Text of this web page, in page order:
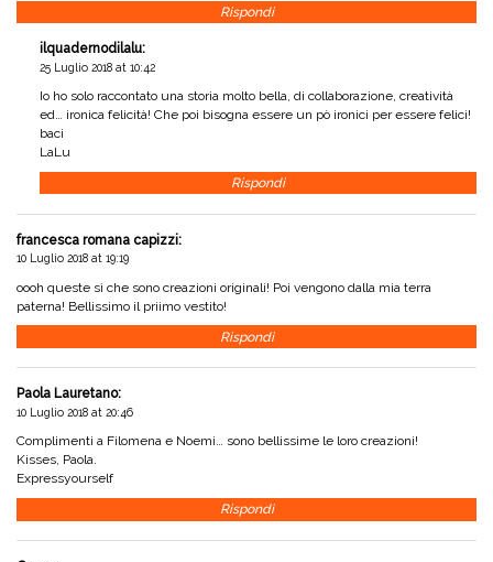
Rispondi
ilquadernodilalu:
25 Luglio 2018 at 10:42
Io ho solo raccontato una storia molto bella, di collaborazione, creatività
ed… ironica felicità! Che poi bisogna essere un pò ironici per essere felici!
baci
LaLu
Rispondi
francesca romana capizzi:
10 Luglio 2018 at 19:19
oooh queste sì che sono creazioni originali! Poi vengono dalla mia terra
paterna! Bellissimo il priimo vestito!
Rispondi
Paola Lauretano:
10 Luglio 2018 at 20:46
Complimenti a Filomena e Noemi… sono bellissime le loro creazioni!
Kisses, Paola.
Expressyourself
Rispondi